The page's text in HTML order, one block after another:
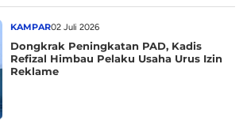
KAMPAR02 Juli 2026
Dongkrak Peningkatan PAD, Kadis
Refizal Himbau Pelaku Usaha Urus Izin
Reklame